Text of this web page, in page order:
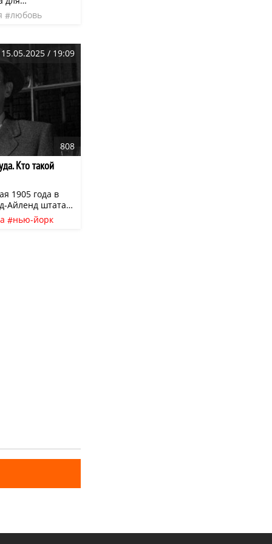
дел.
любовь
15.05.2025 / 19:09
808
Кто такой
1905 года в
Айленд штата
Брейс Фонда
рекламные
нью-йорк